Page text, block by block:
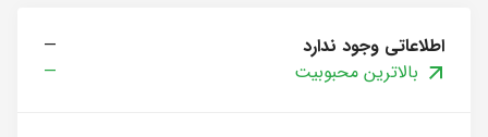
اطلاعاتی وجود ندارد
—
بالاترین محبوبیت
—